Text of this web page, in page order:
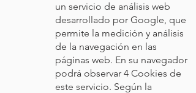
un servicio de análisis web
desarrollado por Google, que
permite la medición y análisis
de la navegación en las
páginas web. En su navegador
podrá observar 4 Cookies de
este servicio. Según la